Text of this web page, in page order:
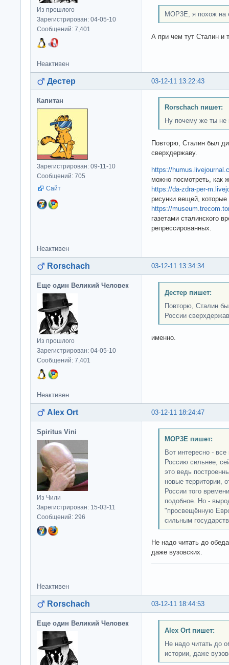
Из прошлого
Зарегистрирован: 04-05-10
Сообщений: 7,401
MOP3E, я похож на
А при чем тут Сталин и
Неактивен
03-12-11 13:22:43
Дестер
Капитан
Зарегистрирован: 09-11-10
Сообщений: 705
Сайт
Rorschach пишет:
Ну почему же ты не
Повторю, Сталин был
сверхдержаву.
https://
можно посмотреть, как
https://da-zdra-per-
рисунки вещей,
https://
газетами сталинского
репрессированных.
Неактивен
03-12-11 13:34:34
Rorschach
Еще один Великий Человек
Из прошлого
Зарегистрирован: 04-05-10
Сообщений: 7,401
Дестер пишет:
Повторю, Сталин
России
именно.
Неактивен
03-12-11 18:24:47
Alex Ort
Spiritus Vini
Из Чили
Зарегистрирован: 15-03-11
Сообщений: 296
MOP3E пишет:
Вот интересно -
Россию сильнее,
это ведь
новые территории,
России того
подобное. Но -
"просвещённую
сильным
Не надо читать до
даже вузовских.
Неактивен
03-12-11 18:44:53
Rorschach
Еще один Великий Человек
Alex Ort пишет:
Не надо читать до
истории, даже